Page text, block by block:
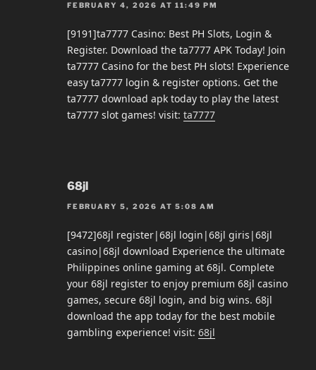
FEBRUARY 4, 2026 AT 11:49 PM
[9191]ta7777 Casino: Best PH Slots, Login &
Register. Download the ta7777 APK Today! Join
ta7777 Casino for the best PH slots! Experience
easy ta7777 login & register options. Get the
ta7777 download apk today to play the latest
ta7777 slot games! visit: ta7777
68jl
FEBRUARY 5, 2026 AT 5:08 AM
[9472]68jl register|68jl login|68jl giris|68jl
casino|68jl download Experience the ultimate
Philippines online gaming at 68jl. Complete
your 68jl register to enjoy premium 68jl casino
games, secure 68jl login, and big wins. 68jl
download the app today for the best mobile
gambling experience! visit: 68jl